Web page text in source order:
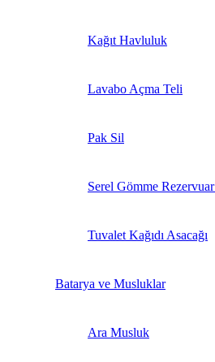
Kağıt Havluluk
Lavabo Açma Teli
Pak Sil
Serel Gömme
Tuvalet Kağıdı Asacağı
Batarya ve Musluklar
Ara Musluk